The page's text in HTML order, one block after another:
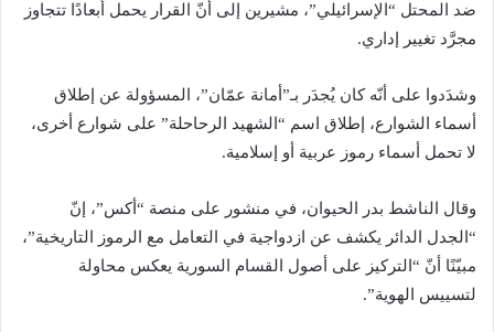
ضد المحتل “الإسرائيلي”، مشيرين إلى أنّ القرار يحمل أبعادًا تتجاوز
مجرَّد تغيير إداري.
وشدَدوا على أنّه كان يُجدَر بـ”أمانة عمّان”، المسؤولة عن إطلاق
أسماء الشوارع، إطلاق اسم “الشهيد الرحاحلة” على شوارع أخرى،
لا تحمل أسماء رموز عربية أو إسلامية.
وقال الناشط بدر الحيوان، في منشور على منصة “أكس”، إنّ
“الجدل الدائر يكشف عن ازدواجية في التعامل مع الرموز التاريخية”،
مبيّنًا أنّ “التركيز على أصول القسام السورية يعكس محاولة
لتسييس الهوية”.